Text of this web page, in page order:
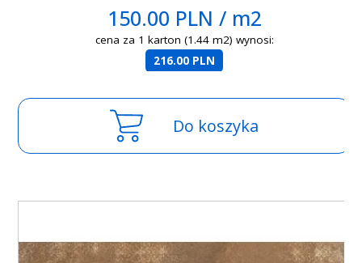
150.00 PLN / m2
cena za 1 karton (1.44 m2) wynosi:
216.00 PLN
Do koszyka